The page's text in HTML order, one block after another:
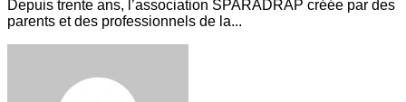
Depuis trente ans, l’association SPARADRAP créée par des
parents et des professionnels de la...